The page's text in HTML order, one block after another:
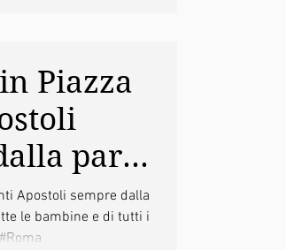
Piazza
parte
di tutte e
Apostoli sempre dalla
le bambine e di tutti i